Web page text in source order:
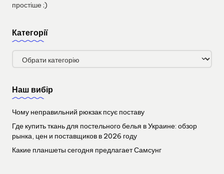
простіше ;)
Категорії
Категорії
Наш вибір
Чому неправильний рюкзак псує поставу
Где купить ткань для постельного белья в Украине: обзор
рынка, цен и поставщиков в 2026 году
Какие планшеты сегодня предлагает Самсунг